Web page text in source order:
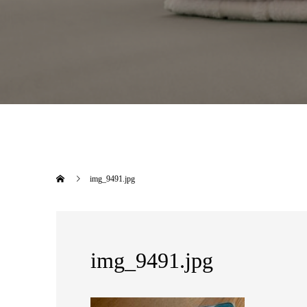
img_9491.jpg
img_9491.jpg